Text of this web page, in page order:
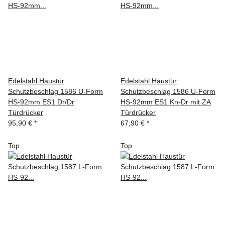
Edelstahl Haustür
Schutzbeschlag 1586 U-Form
HS-92mm ES1 Dr/Dr
Türdrücker
95,90 € *
Edelstahl Haustür
Schutzbeschlag 1586 U-Form
HS-92mm ES1 Kn-Dr mit ZA
Türdrücker
67,90 € *
Top Top